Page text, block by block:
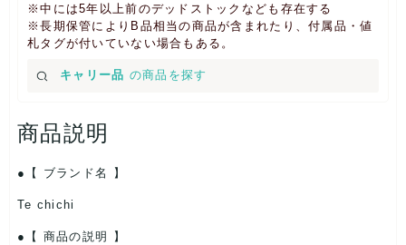
※中には5年以上前のデッドストックなども存在する
※長期保管によりB品相当の商品が含まれたり、付属品・値
札タグが付いていない場合もある。
キャリー品 の商品を探す
商品説明
【 ブランド名 】
Te chichi
【 商品の説明 】